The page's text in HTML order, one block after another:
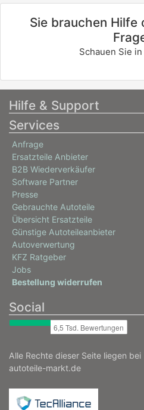
Sie brauchen Hilfe
Schauen Sie
Hilfe & Support
Services
Anfrage
Ersatzteile Anbieter
B2B Wiederverkäufer
Software Partner
Presse
Gebrauchte Autoteile
Übersicht Ersatzteile
Günstige Autoteileanbieter
Autoverwertung
KFZ Ratgeber
Jobs
Bestellung widerrufen
Social
Alle Rechte dieser Seite liegen bei
autoteile-markt.de